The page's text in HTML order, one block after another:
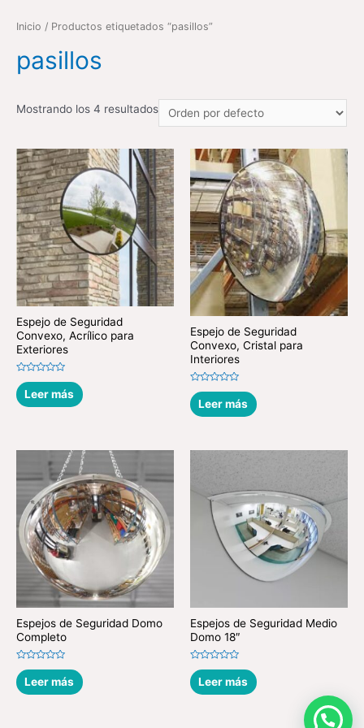
Inicio / Productos etiquetados “pasillos”
pasillos
Mostrando los 4 resultados
Espejo de Seguridad
Convexo, Acrílico para
Exteriores
Valorado
en
0
de
Leer más
Espejo de Seguridad
Convexo, Cristal para
Interiores
Valorado
en
0
de
Leer más
Espejos de Seguridad Domo
Completo
Valorado
en
0
de
Leer más
Espejos de Seguridad Medio
Domo 18″
Valorado
en
0
de
Leer más